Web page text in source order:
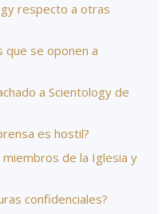
respecto a otras
que se oponen a
a Scientology de
es hostil?
de la Iglesia y
confidenciales?